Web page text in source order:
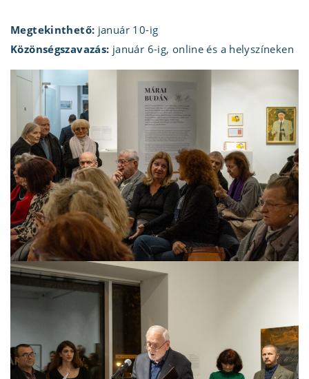
Megtekinthető: január 10-ig
Közönségszavazás: január 6-ig, online és a helyszíneken